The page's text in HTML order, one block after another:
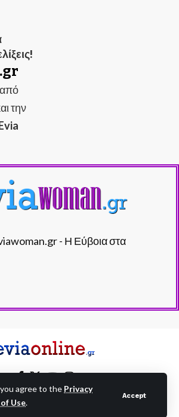
agree to the Privacy
Use.
Accept
από
την
- Η Εύβοια στα
© eviaonline.gr - All Rights Reserved.